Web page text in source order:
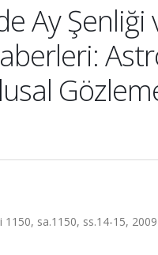
Ay
sa.1150, ss.14-15,